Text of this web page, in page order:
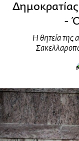
-
Η θητεία της